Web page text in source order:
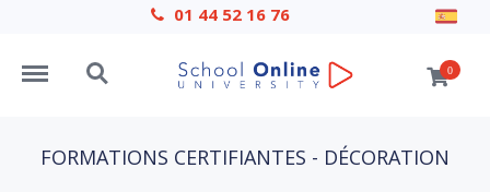
01 44 52 16 76
Menu Search 0
FORMATIONS CERTIFIANTES - DÉCORATION